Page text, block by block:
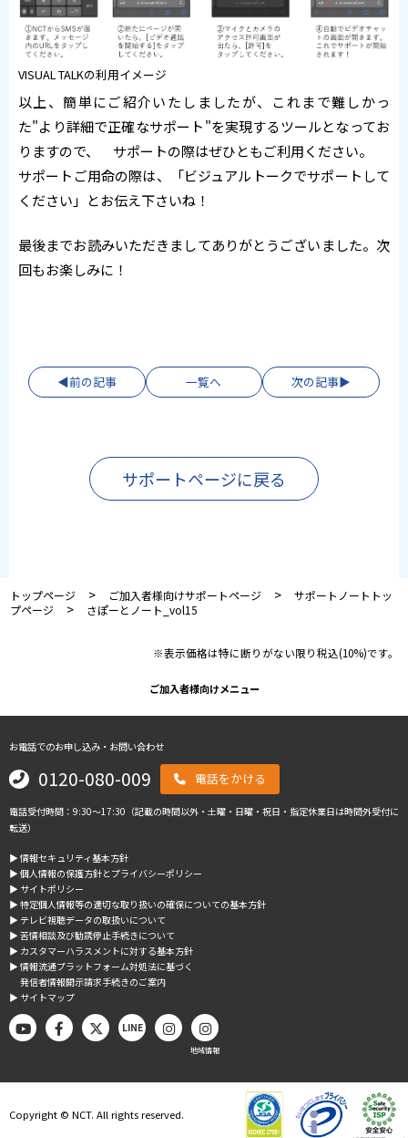
VISUAL TALKの利用イメージ
以上、簡単にご紹介いたしましたが、これまで難しかっ
た"より詳細で正確なサポート"を実現するツールとなってお
りますので、 サポートの際はぜひともご利用ください。
サポートご用命の際は、「ビジュアルトークでサポートして
ください」とお伝え下さいね！
最後までお読みいただきましてありがとうございました。次
回もお楽しみに！
前の記事 一覧へ 次の記事
サポートページに戻る
トップページ > ご加入者様向けサポートページ >サポートノートトッ
プページ
> さぽーとノート_vol15
※表示価格は特に断りがない限り税込(10%)です。
ご加入者様向けメニュー
お電話でのお申し込み・お問い合わせ
0120-080-009 電話をかける
電話受付時間：9:30～17:30（記載の時間以外・土曜・日曜・祝日・指定休業日は時間外受付に
転送）
▶︎ 情報セキュリティ基本方針
▶︎ 個人情報の保護方針とプライバシーポリシー
▶︎ サイトポリシー
▶︎ 特定個人情報等の適切な取り扱いの確保についての基本方針
▶︎ テレビ視聴データの取扱いについて
▶︎ 苦情相談及び勧誘停止手続きについて
▶︎ カスタマーハラスメントに対する基本方針
▶︎ 情報流通プラットフォーム対処法に基づく
発信者情報開示請求手続きのご案内
▶︎ サイトマップ
LINE
地域情報
Copyright © NCT. All rights reserved.